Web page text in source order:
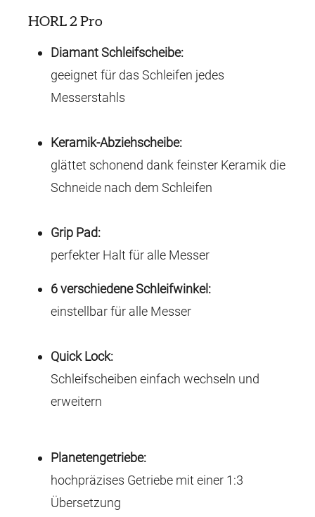
HORL 2 Pro
Diamant Schleifscheibe:
geeignet für das Schleifen jedes
Messerstahls
Keramik-Abziehscheibe:
glättet schonend dank feinster Keramik die
Schneide nach dem Schleifen
Grip Pad:
perfekter Halt für alle Messer
6 verschiedene Schleifwinkel:
einstellbar für alle Messer
Quick Lock:
Schleifscheiben einfach wechseln und
erweitern
Planetengetriebe:
hochpräzises Getriebe mit einer 1:3
Übersetzung